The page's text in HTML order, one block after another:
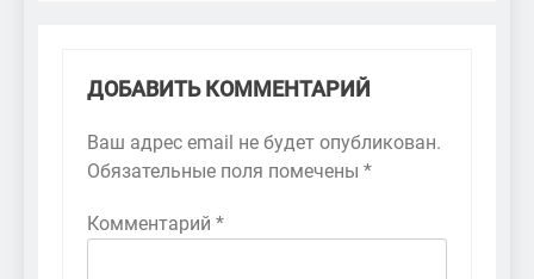
ДОБАВИТЬ КОММЕНТАРИЙ
Ваш адрес email не будет опубликован.
Обязательные поля помечены *
Комментарий *